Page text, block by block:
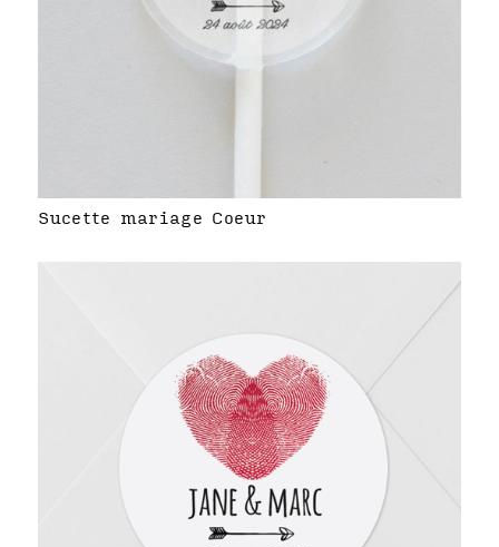
Sucette mariage Coeur